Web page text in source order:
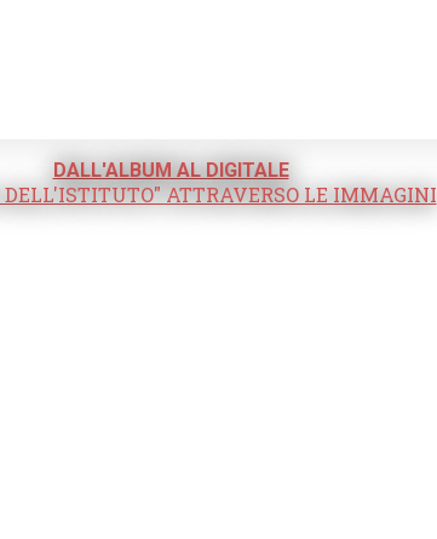
DALL'ALBUM AL DIGITALE
ATTRAVERSO LE IMMAGINI